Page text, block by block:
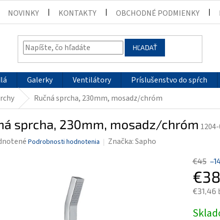
NOVINKY KONTAKTY OBCHODNÉ PODMIENKY
HĽADAŤ
Galerky Ventilátory Príslušenstvo do spŕch
Ručná sprcha, 230mm, mosadz/chróm
sprcha, 230mm, mosadz/chróm
Podrobnosti hodnotenia Značka:Sapho
€45
€31,46
cena: